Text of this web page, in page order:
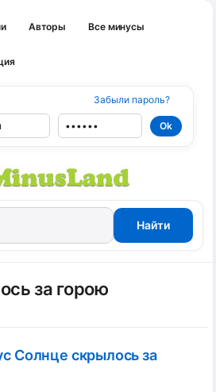
Авторы Все минусы
Забыли пароль?
за горою
Солнце скрылось за